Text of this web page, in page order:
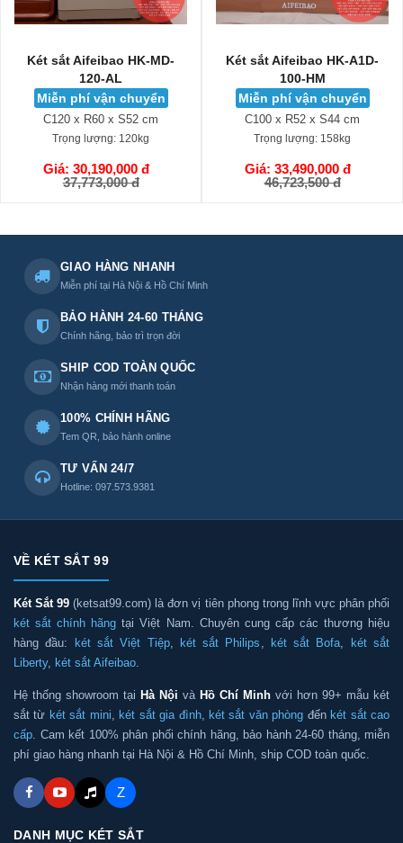
Két sắt Aifeibao HK-MD-
120-AL
Miễn phí vận chuyển
C120 x R60 x S52 cm
Trọng lượng: 120kg
Giá: 30,190,000 đ
37,773,000 đ
GIỎ HÀNG
Két sắt Aifeibao HK-A1D-
100-HM
Miễn phí vận chuyển
C100 x R52 x S44 cm
Trọng lượng: 158kg
Giá: 33,490,000 đ
46,723,500 đ
GIỎ HÀNG
GIAO HÀNG NHANH
Miễn phí tại Hà Nội & Hồ Chí Minh
BẢO HÀNH 24-60 THÁNG
Chính hãng, bảo trì trọn đời
SHIP COD TOÀN QUỐC
Nhận hàng mới thanh toán
100% CHÍNH HÃNG
Tem QR, bảo hành online
TƯ VẤN 24/7
Hotline: 097.573.9381
VỀ KÉT SẮT 99
Két Sắt 99 (ketsat99.com) là đơn vị tiên phong trong lĩnh vực phân phối
két sắt chính hãng tại Việt Nam. Chuyên cung cấp các thương hiệu
hàng đầu: két sắt Việt Tiệp, két sắt Philips két sắt Bofa
két sắt
Liberty, két sắt Aifeibao
Hệ thống showroom tại Hà Nội và Hồ Chí Minh với hơn 99+ mẫu két
sắt từ két sắt mini ,két sắt gia đình, két sắt văn phòng đếnkét sắt cao
cấp . Cam kết 100% phân phối chính hãng, bảo hành 24-60 tháng, miễn
phí giao hàng nhanh tại Hà Nội & Hồ Chí Minh, ship COD toàn quốc.
Z
DANH MỤC KÉT SẮT